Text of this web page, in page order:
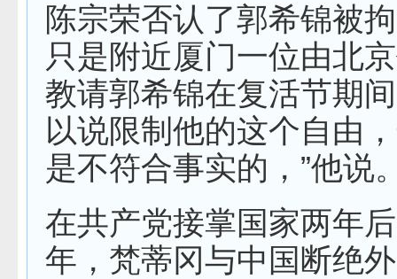
陈宗荣否认了郭希锦被
只是附近厦门一位由北
教请郭希锦在复活节期
以说限制他的这个自由
是不符合事实的，”他说
在共产党接掌国家两年
年，梵蒂冈与中国断绝